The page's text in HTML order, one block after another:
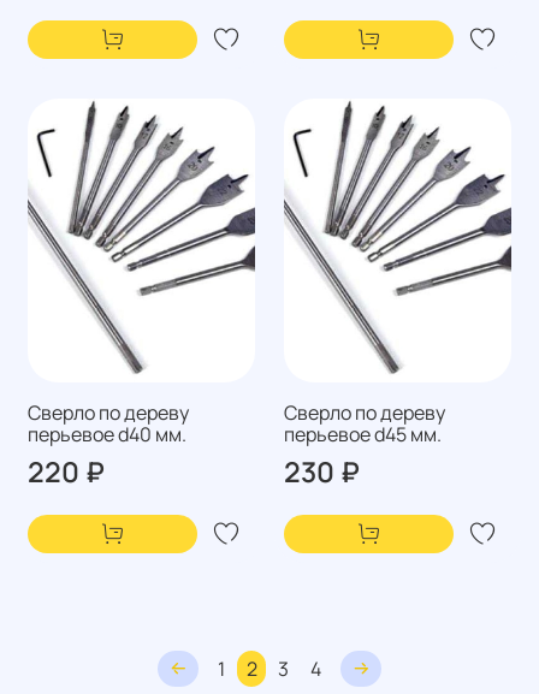
Сверло по дереву
перьевое d40 мм.
220 ₽
Сверло по дереву
перьевое d45 мм.
230 ₽
1 2 3 4